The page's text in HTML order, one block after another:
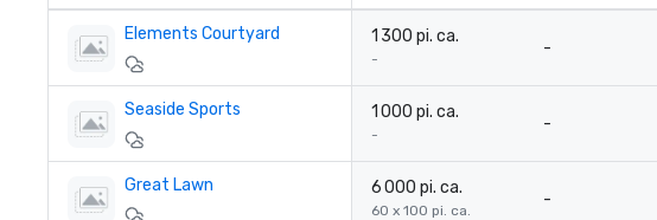
Elements Courtyard 1 300 pi. ca.
-
-
Seaside Sports 1 000 pi. ca.
-
-
Great Lawn 6 000 pi. ca.
60 x 100 pi. ca.
-